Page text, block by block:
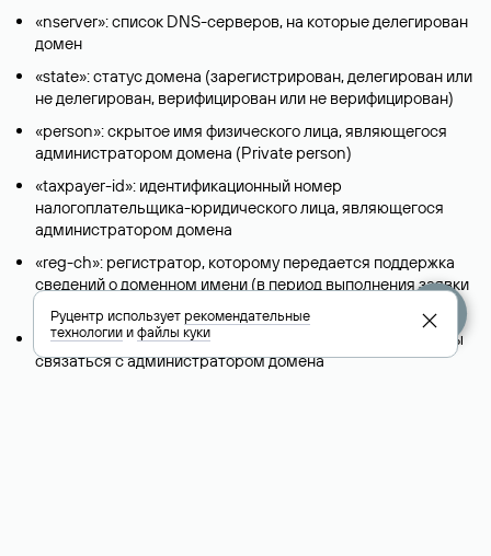
«nserver»: список DNS-серверов, на которые делегирован
домен
«state»: статус домена (зарегистрирован, делегирован или
не делегирован, верифицирован или не верифицирован)
«person»: скрытое имя физического лица, являющегося
администратором домена (Privatе person)
«taxpayer-id»: идентификационный номер
налогоплательщика-юридического лица, являющегося
администратором домена
«reg-ch»: регистратор, которому передается поддержка
сведений о доменном имени (в период выполнения заявки
на передачу поддержки)
«admin-contact»: ссылка на форму обратной связи, чтобы
связаться с администратором домена
Руцентр используетрекомендательные
технологииифайлы куки